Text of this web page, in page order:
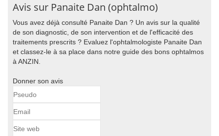
Avis sur Panaite Dan (ophtalmo)
Vous avez déjà consulté Panaite Dan ? Un avis sur la qualité
de son diagnostic, de son intervention et de l'efficacité des
traitements prescrits ? Evaluez l'ophtalmologiste Panaite Dan
et classez-le à sa place dans notre guide des bons ophtalmos
à ANZIN.
Donner son avis